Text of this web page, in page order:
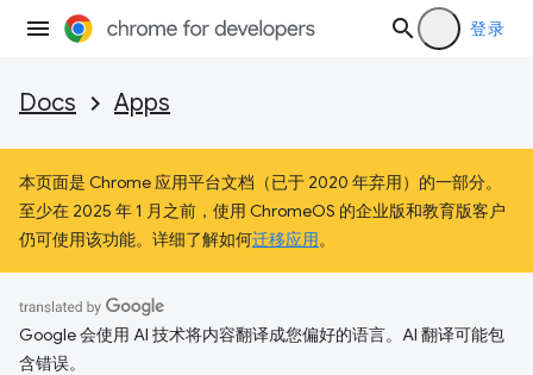
登录
Docs Apps
本页面是 Chrome 应用平台文档（已于 2020 年弃用）的一部分。
至少在 2025 年 1 月之前，使用 ChromeOS 的企业版和教育版客户
仍可使用该功能。详细了解如何迁移应用。
Google 会使用 AI 技术将内容翻译成您偏好的语言。AI 翻译可能包
含错误。